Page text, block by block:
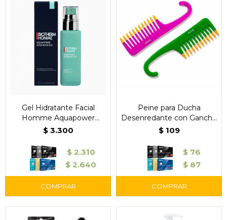
Gel Hidratante Facial
Homme Aquapower
Advanced 75 ml -
$ 3.300
$ 2.310
$ 2.640
Peine para Ducha
Desenredante con Gancho
- Evok
$ 109
$ 76
$ 87